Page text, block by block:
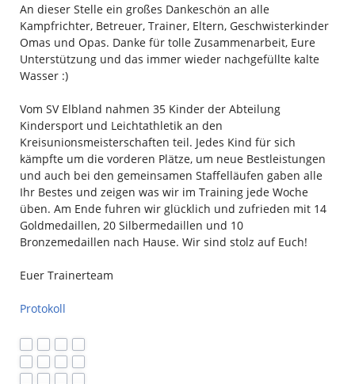
An dieser Stelle ein großes Dankeschön an alle
Kampfrichter, Betreuer, Trainer, Eltern, Geschwisterkinder
Omas und Opas. Danke für tolle Zusammenarbeit, Eure
Unterstützung und das immer wieder nachgefüllte kalte
Wasser :)
Vom SV Elbland nahmen 35 Kinder der Abteilung
Kindersport und Leichtathletik an den
Kreisunionsmeisterschaften teil. Jedes Kind für sich
kämpfte um die vorderen Plätze, um neue Bestleistungen
und auch bei den gemeinsamen Staffelläufen gaben alle
Ihr Bestes und zeigen was wir im Training jede Woche
üben. Am Ende fuhren wir glücklich und zufrieden mit 14
Goldmedaillen, 20 Silbermedaillen und 10
Bronzemedaillen nach Hause. Wir sind stolz auf Euch!
Euer Trainerteam
Protokoll